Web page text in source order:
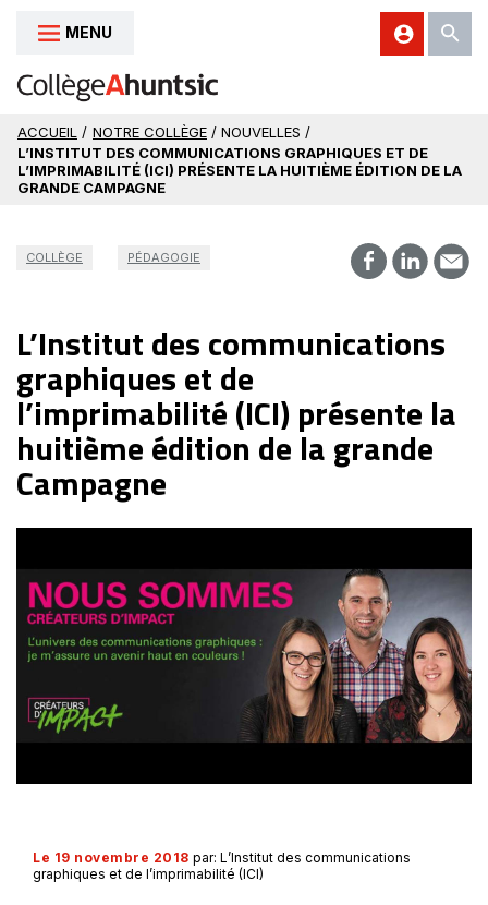
Aller au contenu
MENU
ACCUEIL / NOTRE COLLÈGE / NOUVELLES /
L’INSTITUT DES COMMUNICATIONS GRAPHIQUES ET DE
L’IMPRIMABILITÉ (ICI) PRÉSENTE LA HUITIÈME ÉDITION DE LA
GRANDE CAMPAGNE
COLLÈGE PÉDAGOGIE
L’Institut des communications
graphiques et de
l’imprimabilité (ICI) présente la
huitième édition de la grande
Campagne
Le 19 novembre 2018 par: L’Institut des communications
graphiques et de l’imprimabilité (ICI)